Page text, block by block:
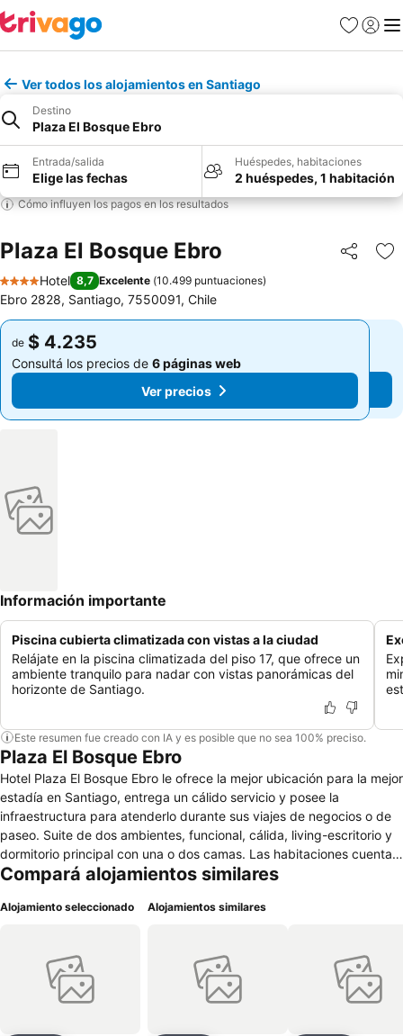
Favoritos
Iniciar
Ver todos los alojamientos en Santiago
Destino
Plaza El Bosque Ebro
Entrada/salida
Elige las fechas
Huéspedes, habitaciones
2 huéspedes, 1 habitación
Cómo influyen los pagos en los resultados
Plaza El Bosque Ebro Compartir
4 Estrellas
Hotel 8,7 Excelente (10.499 puntuaciones)
Ebro 2828, Santiago, 7550091, Chile
de $ 4.235
Consultá los precios de 6 páginas web
Ver precios
de $ 4.235
Consultá los precios de 6 páginas web
Ver precios
Información importante
Piscina cubierta climatizada con vistas a la ciudad
Relájate en la piscina climatizada del piso 17, que ofrece un
ambiente tranquilo para nadar con vistas panorámicas del
horizonte de Santiago.
Este resumen fue creado con IA y es posible que no sea 100% preciso.
Plaza El Bosque Ebro
Hotel Plaza El Bosque Ebro le ofrece la mejor ubicación para la mejor
estadía en Santiago, entrega un cálido servicio y posee la
infraestructura para atenderlo durante sus viajes de negocios o de
paseo. Suite de dos ambientes, funcional, cálida, living-escritorio y
dormitorio principal con una o dos camas. Las habitaciones cuentan
con 50 mts.2 aproximadamente, 98 Suites Ejecutivas con una cama
2 personas. Servicios: Room service las 24 horas, LCD 32”, radio
(HBO), minibar, amenidades, secador de pelo, detectores de humo
y sprinklers, habitaciones para minusválidos.
Compará alojamientos similares
Alojamiento seleccionado Alojamientos similares